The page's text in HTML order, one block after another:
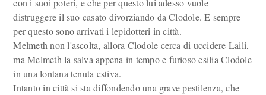
con i suoi poteri, e che per questo lui adesso vuole
distruggere il suo casato divorziando da Clodole. E sempre
per questo sono arrivati i lepidotteri in città.
Melmeth non l'ascolta, allora Clodole cerca di uccidere Laili,
ma Melmeth la salva appena in tempo e furioso esilia Clodole
in una lontana tenuta estiva.
Intanto in città si sta diffondendo una grave pestilenza, che